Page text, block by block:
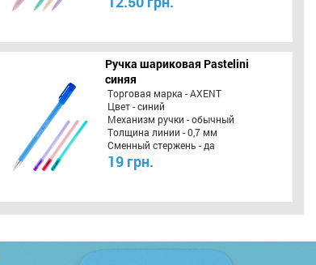
Ручка шариковая Pastelini
синяя
Торговая марка - AXENT
Цвет - синий
Механизм ручки - обычный
Толщина линии - 0,7 мм
Сменный стержень - да
19 грн.